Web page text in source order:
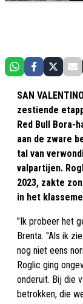
SAN
zestiende
Red Bull Bora-
aan de zware
tal van
valpartijen.
2023, zakte
in het
"Ik probeer het
Brenta. "Als ik
nog niet eens
Roglic ging
onderuit. Bij die
betrokken, die